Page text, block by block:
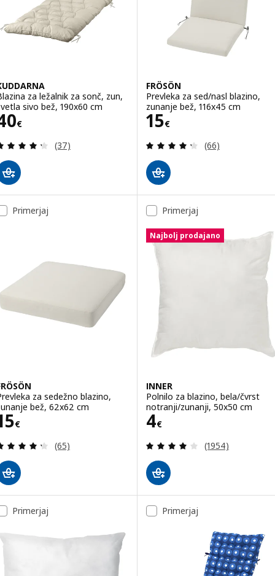
za ležalnik za sonč, zun,
sivo bež, 190x60 cm
€ 40€
Pregled: 4.3 iz 5 zvezde. Skupno število
(37)
FRÖSÖN
Prevleka za sed/nasl blazino,
zunanje bež, 116x45 cm
15€
Cena 15€
Pregled: 4.3 iz
(66)
Primerjaj
za sedežno blazino,
bež, 62x62 cm
€ 15€
Pregled: 4.3 iz 5 zvezde. Skupno število
(65)
Primerjaj
Najbolj prodajano
INNER
Polnilo za blazino, bela/čvrst
notranji/zunanji, 50x50 cm
4€
Cena 4€
Pregled: 3.9 iz
(1954)
Primerjaj Primerjaj